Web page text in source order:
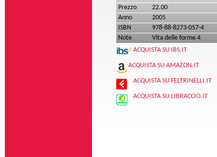
Prezzo
22.00
Anno
2005
ISBN
978-88-8273-057-4
Note
Vita delle forme 4
ACQUISTA SU IBS.IT
ACQUISTA SU AMAZON.IT
ACQUISTA SU FELTRINELLI.IT
ACQUISTA SU LIBRACCIO.IT